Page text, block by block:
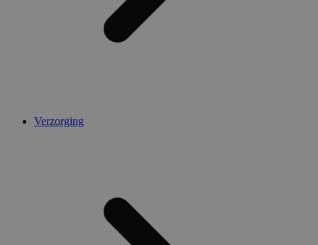
Verzorging